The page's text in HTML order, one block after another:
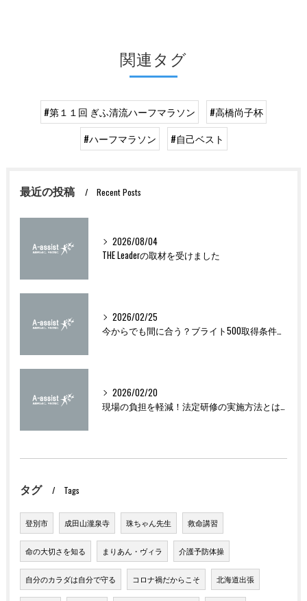
関連タグ
#第１１回 ぎふ清流ハーフマラソン
#高橋尚子杯
#ハーフマラソン
#自己ベスト
最近の投稿 Recent Posts
2026/08/04
THE Leaderの取材を受けました
2026/02/25
今からでも間に合う？ブライト500取得条件をわかりやすく解説
2026/02/20
現場の負担を軽減！法定研修の実施方法とは？
タグ Tags
登別市 成田山瀧泉寺 珠ちゃん先生 救命講習
命の大切さを知る まりあん・ヴィラ 介護予防体操
自分のカラダは自分で守る コロナ禍だからこそ 北海道出張